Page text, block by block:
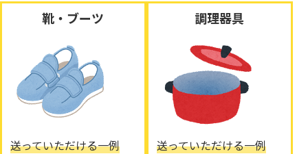
靴・ブーツ
送っていただける一例
調理器具
送っていただける一例